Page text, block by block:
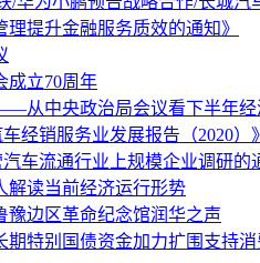
提升金融服务质效的通知》
成立70周年
从中央政治局会议看下半年经
经销服务业发展报告（2020）
车流通行业上规模企业调研的
读当前经济运行形势
豫边区革命纪念馆润华之声
特别国债资金加力扩围支持消